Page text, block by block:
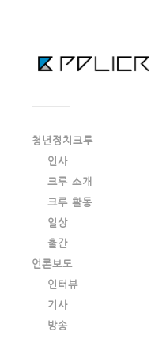
청년정치크루
인사
크루 소개
크루 활동
일상
출간
언론보도
인터뷰
기사
방송